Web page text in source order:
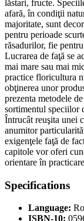
lăstari, fructe.
afară, în condiţii
majoritate, sunt
pentru perioade
răsadurilor, fie
Lucrarea de faţă se
mai mare sau mai
practice floricultura
obţinerea unor
prezenta metodele
sortimentul speciilor
Întrucât reuşita unei
anumitor
exigenţele faţă de
capitole vor oferi
orientare în
Specifications
Language:
ISBN-10: